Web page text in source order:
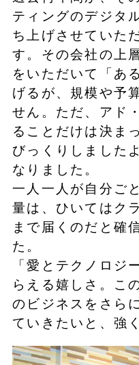
ティングのデジタ
ち上げさせていた
す。その会社の上
をいただいて「あ
げるが、規模や予
せん。ただ、アド
ることだけは決ま
びっくりしました
なりました。
一人一人が自分ご
量は、ひいてはク
まで届くのだと確
た。
「愛とテクノロジ
らえる嬉しさ。こ
のビジネスをさら
ていきたいと、強